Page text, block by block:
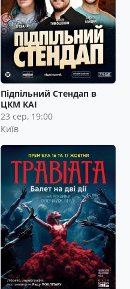
Підпільний Стендап в
ЦКМ КАІ
23 сер, 19:00
Київ